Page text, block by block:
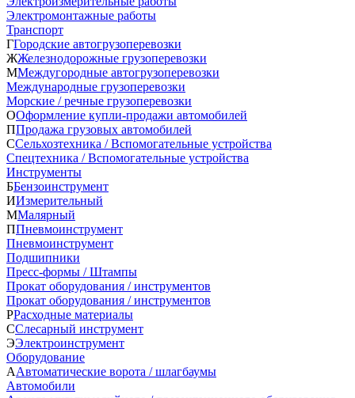
Электромонтажные работы
Транспорт
ГГородские автогрузоперевозки
ЖЖелезнодорожные грузоперевозки
ММеждугородные автогрузоперевозки
Международные грузоперевозки
Морские / речные грузоперевозки
ООформление купли-продажи автомобилей
ППродажа грузовых автомобилей
ССельхозтехника / Вспомогательные устройства
Спецтехника / Вспомогательные устройства
Инструменты
ББензоинструмент
ИИзмерительный
ММалярный
ППневмоинструмент
Пневмоинструмент
Подшипники
Пресс-формы / Штампы
Прокат оборудования / инструментов
Прокат оборудования / инструментов
РРасходные материалы
ССлесарный инструмент
ЭЭлектроинструмент
Оборудование
ААвтоматические ворота / шлагбаумы
Автомобили